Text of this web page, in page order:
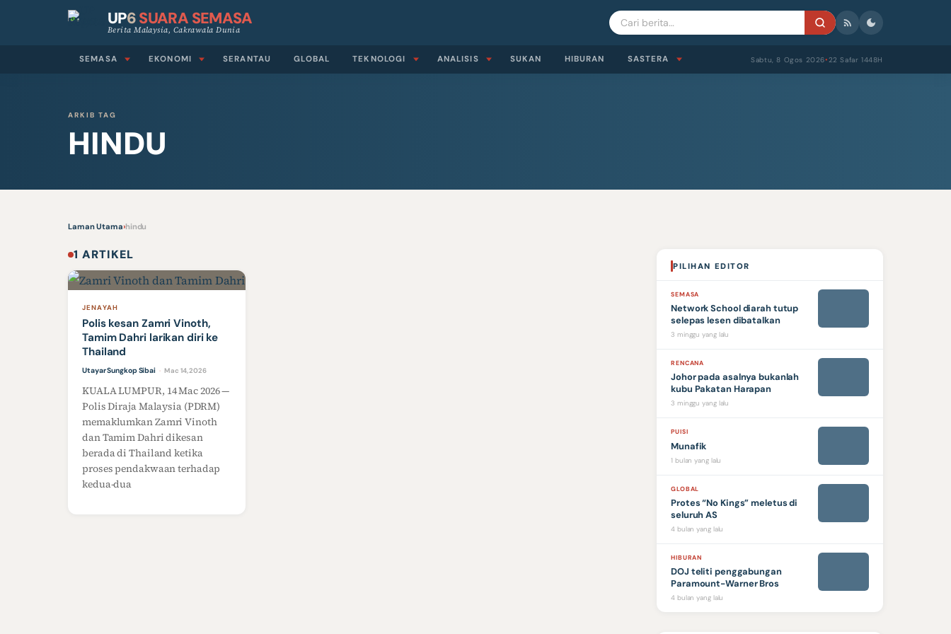
UP6SUARA SEMASA
Berita Malaysia, Cakrawala Dunia
SEMASA EKONOMI SERANTAU GLOBAL TEKNOLOGI ANALISIS SUKAN HIBURAN SASTERA Sabtu, 8 Ogos 2026● 22 Safar 1448H
ARKIB TAG
HINDU
Laman Utama›hindu
1 ARTIKEL
JENAYAH
Polis kesan Zamri Vinoth,
Tamim Dahri larikan diri ke
Thailand
Utayar Sungkop Sibai · Mac 14, 2026
KUALA LUMPUR, 14 Mac 2026 —
Polis Diraja Malaysia (PDRM)
memaklumkan Zamri Vinoth
dan Tamim Dahri dikesan
berada di Thailand ketika
proses pendakwaan terhadap
kedua-dua
PILIHAN EDITOR
SEMASA
Network School diarah tutup
selepas lesen dibatalkan
3 minggu yang lalu
RENCANA
Johor pada asalnya bukanlah
kubu Pakatan Harapan
3 minggu yang lalu
PUISI
Munafik
1 bulan yang lalu
GLOBAL
Protes “No Kings” meletus di
seluruh AS
4 bulan yang lalu
HIBURAN
DOJ teliti penggabungan
Paramount-Warner Bros
4 bulan yang lalu